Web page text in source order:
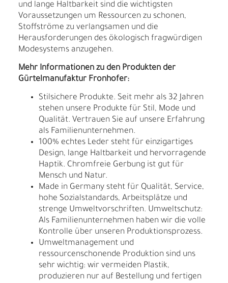
und lange Haltbarkeit sind die wichtigsten
Voraussetzungen um Ressourcen zu schonen,
Stoffströme zu verlangsamen und die
Herausforderungen des ökologisch fragwürdigen
Modesystems anzugehen.
Mehr Informationen zu den Produkten der
Gürtelmanufaktur Fronhofer:
Stilsichere Produkte. Seit mehr als 32 Jahren
stehen unsere Produkte für Stil, Mode und
Qualität. Vertrauen Sie auf unsere Erfahrung
als Familienunternehmen.
100% echtes Leder steht für einzigartiges
Design, lange Haltbarkeit und hervorragende
Haptik. Chromfreie Gerbung ist gut für
Mensch und Natur.
Made in Germany steht für Qualität, Service,
hohe Sozialstandards, Arbeitsplätze und
strenge Umweltvorschriften. Umweltschutz:
Als Familienunternehmen haben wir die volle
Kontrolle über unseren Produktionsprozess.
Umweltmanagement und
ressourcenschonende Produktion sind uns
sehr wichtig: wir vermeiden Plastik,
produzieren nur auf Bestellung und fertigen